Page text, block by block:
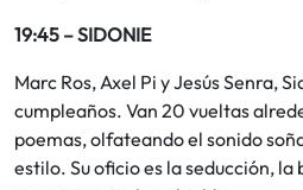
19:45 – SIDONIE
Marc Ros, Axel Pi y Jesús Senra,
cumpleaños. Van 20 vueltas
poemas, olfateando el sonido
estilo. Su oficio es la seducción, la